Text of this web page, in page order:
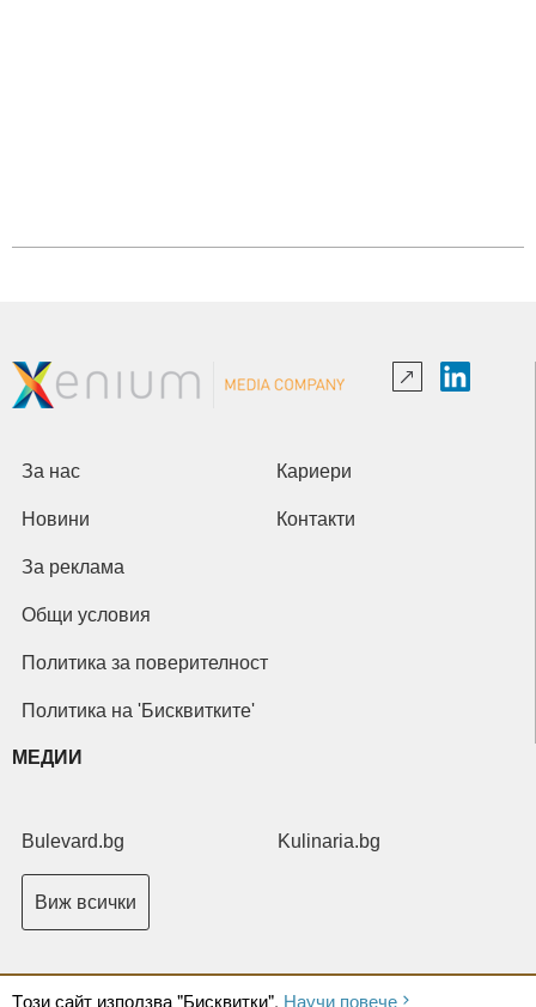
Tози сайт използва "Бисквитки". Научи повече
За нас Кариери
Новини Контакти
За реклама
Общи условия
Политика за поверителност
Политика на 'Бисквитките'
МЕДИИ
Bulevard.bg Kulinaria.bg
Виж всички